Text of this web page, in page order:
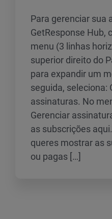
Para gerenciar sua
GetResponse Hub,
menu (3 linhas
superior direito do
para expandir um
seguida, seleciona:
assinaturas. No
Gerenciar
as subscrições
queres mostrar as
ou pagas […]